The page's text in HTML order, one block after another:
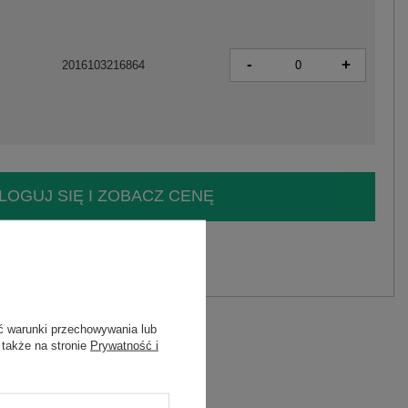
2016103216864 - +
SIĘ I ZOBACZ CENĘ
warunki przechowywania lub
na stronie Prywatność i